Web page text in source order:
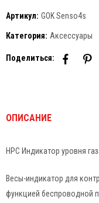
Артикул: GOK Senso4s
Категория: Аксессуары
Поделиться:
ОПИСАНИЕ
HPC Индикатор уровня
Весы-индикатор для
функцией беспроводной